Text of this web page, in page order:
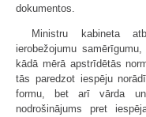
dokumentos.
Ministru kabineta
ierobežojumu
kādā mērā apstrīdētās
tās paredzot iespēju
formu, bet arī vārda un
nodrošinājums pret